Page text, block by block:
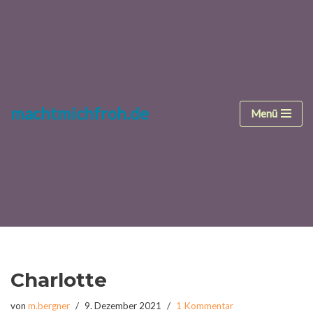
machtmichfroh.de Menü
Charlotte
von m.bergner 9. Dezember 2021 1 Kommentar